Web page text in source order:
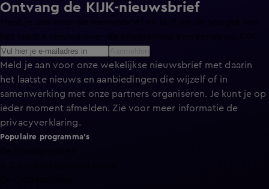
Ontvang de KIJK-nieuwsbrief
Meld je aan voor onze wekelijkse nieuwsbrief met daarin
het laatste nieuws en aanbiedingen die wijzelf of in
samenwerking met onze partners organiseren. Je kunt je op
ieder moment afmelden. Zie voor meer informatie de
privacyverklaring.
Populaire programma's